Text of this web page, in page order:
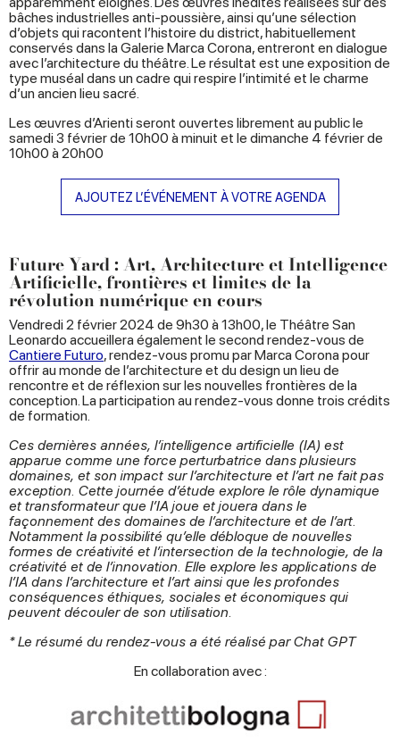
bâches industrielles anti-poussière, ainsi qu’une sélection
d’objets qui racontent l’histoire du district, habituellement
conservés dans la Galerie Marca Corona, entreront en dialogue
avec l’architecture du théâtre. Le résultat est une exposition de
type muséal dans un cadre qui respire l’intimité et le charme
d’un ancien lieu sacré.
Les œuvres d’Arienti seront ouvertes librement au public le
samedi 3 février de 10h00 à minuit et le dimanche 4 février de
10h00 à 20h00
AJOUTEZ L’ÉVÉNEMENT À VOTRE AGENDA
Future Yard : Art, Architecture et Intelligence
Artificielle, frontières et limites de la
révolution numérique en cours
Vendredi 2 février 2024 de 9h30 à 13h00, le Théâtre San
Leonardo accueillera également le second rendez-vous de
Cantiere Futuro, rendez-vous promu par Marca Corona pour
offrir au monde de l’architecture et du design un lieu de
rencontre et de réflexion sur les nouvelles frontières de la
conception. La participation au rendez-vous donne trois crédits
de formation.
Ces dernières années, l’intelligence artificielle (IA) est
apparue comme une force perturbatrice dans plusieurs
domaines, et son impact sur l’architecture et l’art ne fait pas
exception. Cette journée d’étude explore le rôle dynamique
et transformateur que l’IA joue et jouera dans le
façonnement des domaines de l’architecture et de l’art.
Notamment la possibilité qu’elle débloque de nouvelles
formes de créativité et l’intersection de la technologie, de la
créativité et de l’innovation. Elle explore les applications de
l’IA dans l’architecture et l’art ainsi que les profondes
conséquences éthiques, sociales et économiques qui
peuvent découler de son utilisation.
* Le résumé du rendez-vous a été réalisé par Chat GPT
En collaboration avec :